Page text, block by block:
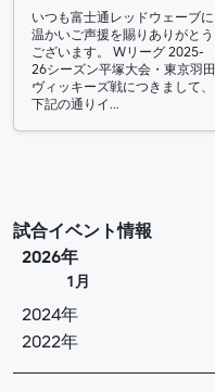
いつも富士通レッドウェーブに
温かいご声援を賜りありがとう
ございます。 Wリーグ 2025-
26シーズン平塚大会・東京羽田
ヴィッキーズ戦につきまして、
下記の通りイ…
試合イベント情報
2026年
1月
2024年
2022年